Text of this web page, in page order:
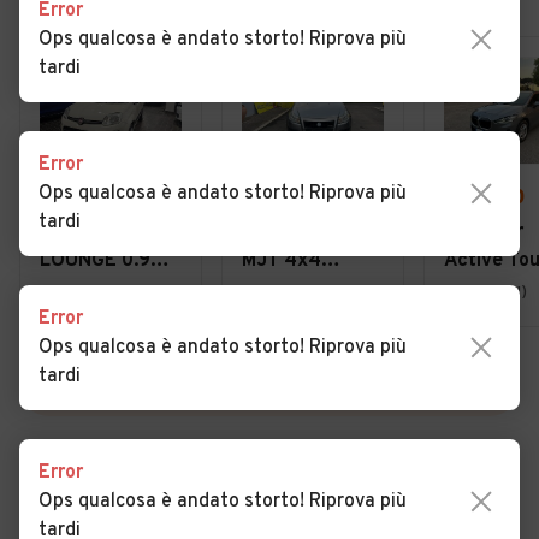
€ 6.490
Fiat Panda
LOUNGE 0.9
TWINAIR 85CV
BENZ/METANO
- UFFICIALE
€ 2.490
MJT 4x4
Dynamic
€ 25.500
Bmw 2er
Active
220i 48V
Stile
Anzio (RM)
Cerca altri risultati
Error
Ops qualcosa è andato storto! Riprova più
tardi
Error
Ops qualcosa è andato storto! Riprova più
tardi
Error
Ops qualcosa è andato storto! Riprova più
tardi
Error
Ops qualcosa è andato storto! Riprova più
tardi